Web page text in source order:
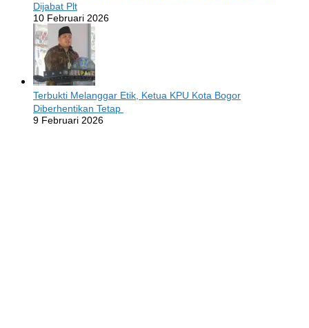
Dijabat Plt
10 Februari 2026
Terbukti Melanggar Etik, Ketua KPU Kota Bogor
Diberhentikan Tetap
9 Februari 2026